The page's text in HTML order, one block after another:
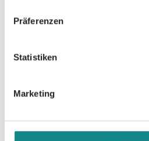
Präferenzen
Statistiken
Marketing